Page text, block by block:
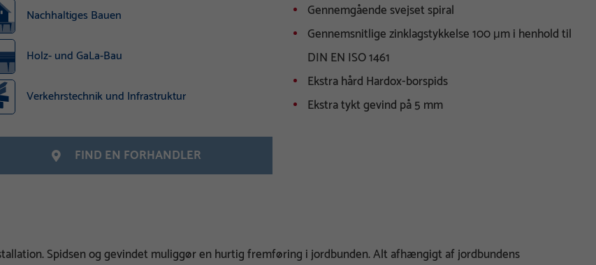
Nachhaltiges Bauen
Holz- und GaLa-Bau
Verkehrstechnik und Infrastruktur
Gennemgående svejset spiral
Gennemsnitlige zinklagstykkelse 100 μm i henhold til
DIN EN ISO 1461
Ekstra hård Hardox-borspids
Ekstra tykt gevind på 5 mm
FIND EN FORHANDLER
Spidsen og gevindet muliggør en hurtig fremføring i jordbunden. Alt afhængigt af jordbundens